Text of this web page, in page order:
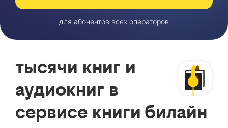
для абонентов всех операторов
тысячи книг и
аудиокниг в
сервисе книги билайн